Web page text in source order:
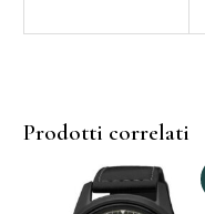
Prodotti correlati
Il
prezzo
Il